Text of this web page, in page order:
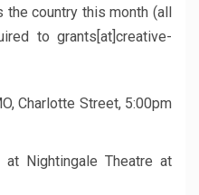
the country this month (all
to grants[at]creative-
Charlotte Street, 5:00pm
at Nightingale Theatre at